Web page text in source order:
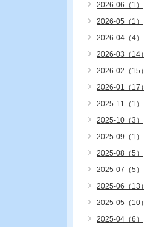
2026-06（1）
2026-05（1）
2026-04（4）
2026-03（14）
2026-02（15）
2026-01（17）
2025-11（1）
2025-10（3）
2025-09（1）
2025-08（5）
2025-07（5）
2025-06（13）
2025-05（10）
2025-04（6）